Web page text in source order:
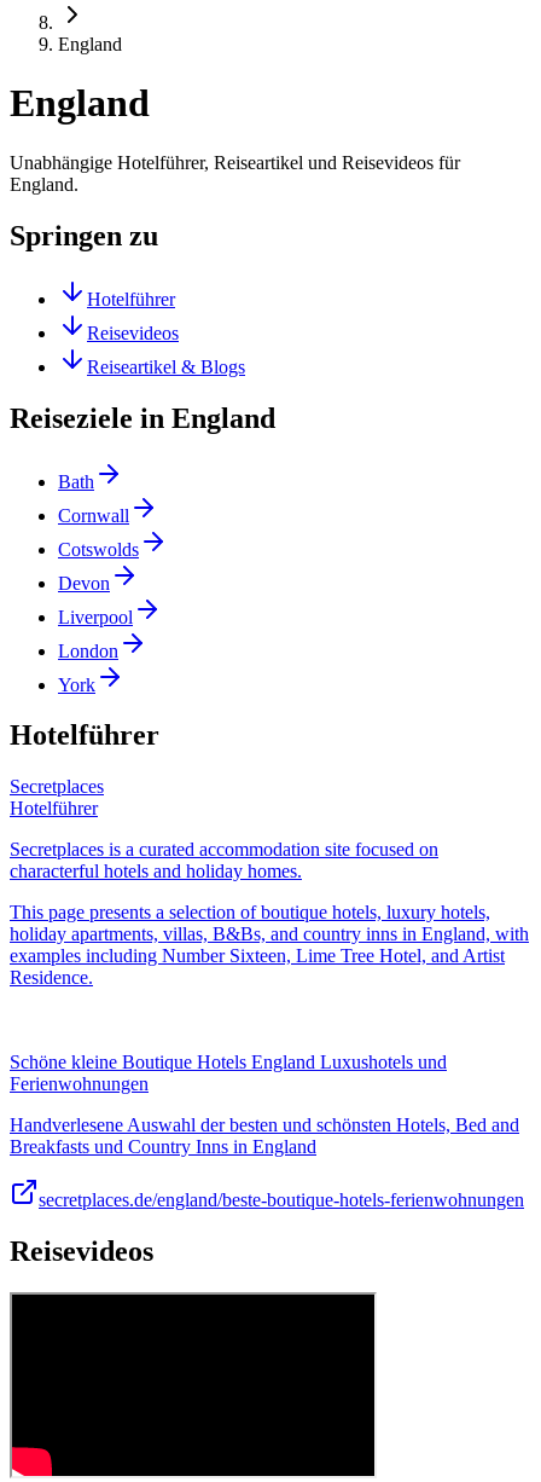
England
England
Unabhängige Hotelführer, Reiseartikel und Reisevideos für
England.
Springen zu
Hotelführer
Reisevideos
Reiseartikel & Blogs
Reiseziele in England
Bath
Cornwall
Cotswolds
Devon
Liverpool
London
York
Hotelführer
Secretplaces
Hotelführer
Secretplaces is a curated accommodation site focused on
characterful hotels and holiday homes.
This page presents a selection of boutique hotels, luxury hotels,
holiday apartments, villas, B&Bs, and country inns in England, with
examples including Number Sixteen, Lime Tree Hotel, and Artist
Residence.
Schöne kleine Boutique Hotels England Luxushotels und
Ferienwohnungen
Handverlesene Auswahl der besten und schönsten Hotels, Bed and
Breakfasts und Country Inns in England
secretplaces.de/england/beste-boutique-hotels-ferienwohnungen
Reisevideos